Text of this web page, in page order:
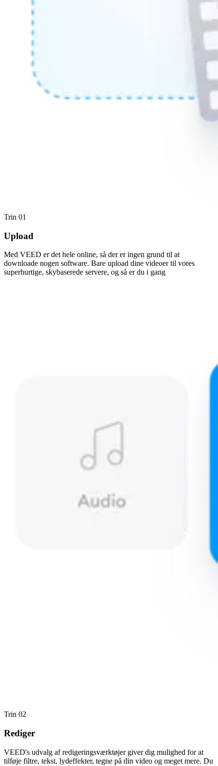
Trin 01
Upload
Med VEED er det hele online, så der er ingen grund til at
downloade nogen software. Bare upload dine videoer til vores
superhurtige, skybaserede servere, og så er du i gang
Trin 02
Rediger
VEED's udvalg af redigeringsværktøjer giver dig mulighed for at
tilføje filtre, tekst, lydeffekter, tegne på din video og meget mere. Du